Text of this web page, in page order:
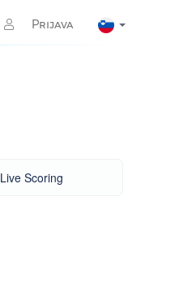
Prijava
Live Scoring